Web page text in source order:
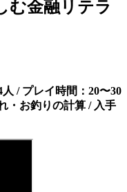
む金融リテラ
/ プレイ時間：20〜30
・お釣りの計算 / 入手